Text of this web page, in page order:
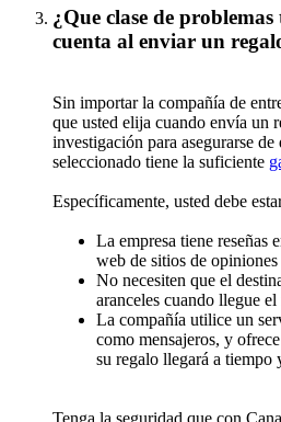
¿Que clase de
cuenta al enviar un
Sin importar la compañía de
que usted elija cuando envía un
investigación para asegurarse
seleccionado tiene la suficiente
Específicamente, usted debe
La empresa tiene reseñas
web de sitios de
No necesiten que el
aranceles cuando llegue el
La compañía utilice un
como mensajeros, y
su regalo llegará a tiempo